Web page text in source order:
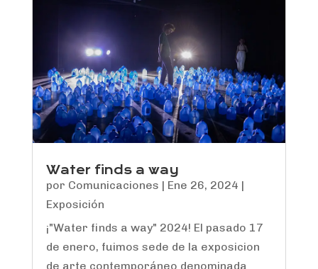
Water finds a way
por Comunicaciones | Ene 26, 2024 |
Exposición
¡"Water finds a way" 2024! El pasado 17
de enero, fuimos sede de la exposicion
de arte contemporáneo denominada